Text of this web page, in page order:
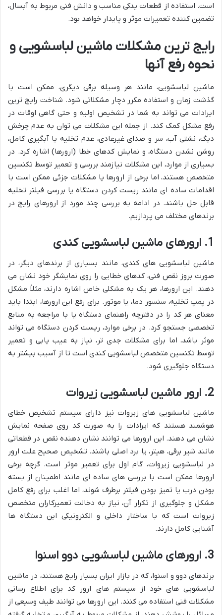
است. استفاده از قطعات یدکی مناسب و دانش فنی مربوط به آبسال،
تضمین کننده تعمیرات موثر و پایدار خواهد بود.
رایج ترین مشکلات ماشین لباسشویی و
نحوه رفع آنها
ماشین لباسشویی، مانند هر وسیله برقی دیگری، ممکن است با
گذشت زمان و استفاده مکرر دچار مشکلاتی شود. شناخت رایج ترین
ایرادات می تواند به شما در تشخیص اولیه و حتی گاهی اوقات در
رفع مشکل کمک کند. از جمله این مشکلات می توان به عدم چرخش
دیگ، نشتی آب، سر و صدای غیرعادی، عدم تخلیه یا آبگیری کامل،
روشن نشدن دستگاه، و نمایش کدهای خطا (ارورها) اشاره کرد. در
بسیاری از موارد، این مشکلات نیازمند بررسی و تعمیر توسط تکنسین
متخصص هستند، اما برخی از ارورها یا مشکلات جزئی ممکن است با
اقدامات ساده ای مانند ریست کردن دستگاه یا بررسی فیلتر تخلیه
قابل حل باشند. در ادامه به بررسی چند مورد از ارورهای رایج در
برندهای مختلف می پردازیم.
1. ارورهای ماشین لباسشویی کندی
ماشین لباسشویی های کندی، مانند بسیاری از برندهای دیگر، در
صورت بروز نقص فنی، کدهای خطایی را روی نمایشگر خود نشان می
دهند. این ارورها، هر یک به مشکلی خاص اشاره دارند، مثلاً مشکل
در پمپ تخلیه، سنسور دما، یا موتور. برای رفع این ارورها، ابتدا باید
معنای هر کد را در دفترچه راهنمای دستگاه یا با مراجعه به منابع
تخصصی جستجو کرد. در برخی موارد، ریست کردن دستگاه می تواند
موثر باشد، اما برای مشکلات جدی تر، نیاز به عیب یابی و تعمیر
توسط تکنسین متخصص لباسشویی کندی است تا از آسیب بیشتر به
دستگاه جلوگیری شود.
2. ارور ماشین لباسشویی زیروات
ماشین لباسشویی های زیروات نیز دارای سیستم تشخیص خطای
هوشمند هستند که ایرادات را به صورت کد روی صفحه نمایش
نشان می دهند. این ارورها می توانند نشان دهنده نقص در قطعاتی
مانند شیر برقی، هیتر، یا برد اصلی باشند. تشخیص صحیح علت ارور
در لباسشویی زیروات، گام اول برای تعمیر موثر است. گرچه برخی
ارورها ممکن است با بررسی های ساده ای مانند اطمینان از بسته
بودن درب یا تمیز بودن فیلتر برطرف شوند، اما اغلب برای رفع کامل
مشکل و جلوگیری از تکرار آن، نیاز به دخالت تعمیرکاران متخصص
زیروات است که با ساختار داخلی و الکترونیکی این دستگاه ها
آشنایی کامل دارند.
3. ارورهای ماشین لباسشویی دوو اسنوا
برندهای دوو و اسنوا، که در بازار ایران بسیار رایج هستند، در ماشین
لباسشویی های خود از سیستم های ارور کد برای اطلاع رسانی
مشکلات فنی استفاده می کنند. این ارورها می توانند طیف وسیعی از